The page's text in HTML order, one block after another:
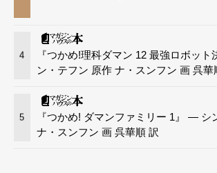
4
『つかめ!理科ダマン 12 最強ロボッ
ン・テフン 原作 ナ・スンフン 画 呉華
5
『つかめ! ダマンファミリー 1』 — シ
ナ・スンフン 画 呉華順 訳